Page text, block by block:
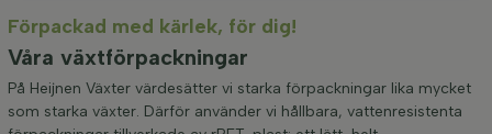
Förpackad med kärlek, för dig!
Våra växtförpackningar
På Heijnen Växter värdesätter vi starka förpackningar lika mycket
som starka växter. Därför använder vi hållbara, vattenresistenta